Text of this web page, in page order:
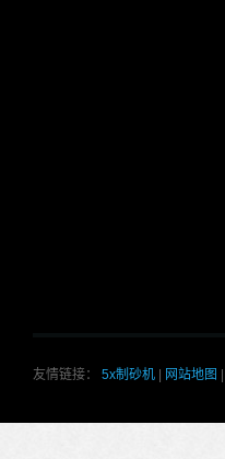
友情链接： 5x制砂机 网站地图